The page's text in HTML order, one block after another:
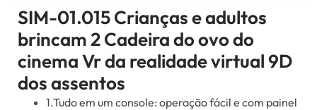
SIM-01.015 Crianças e adultos
brincam 2 Cadeira do ovo do
cinema Vr da realidade virtual 9D
dos assentos
1.Tudo em um console: operação fácil e com painel